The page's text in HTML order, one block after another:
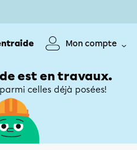
Mon compte
est en travaux.
celles déjà posées!